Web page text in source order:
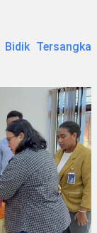
Tersangka